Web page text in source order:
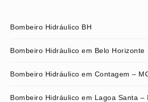
Bombeiro Hidráulico BH
Bombeiro Hidráulico em Belo Horizonte
Bombeiro Hidráulico em Contagem –
Bombeiro Hidráulico em Lagoa Santa –